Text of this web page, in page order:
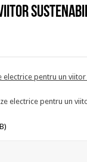
pentru un
electrice pentru un